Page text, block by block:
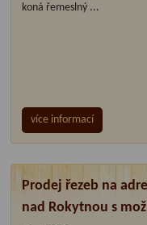
koná řemeslný ...
více informací
Prodej řezeb na
nad Rokytnou s